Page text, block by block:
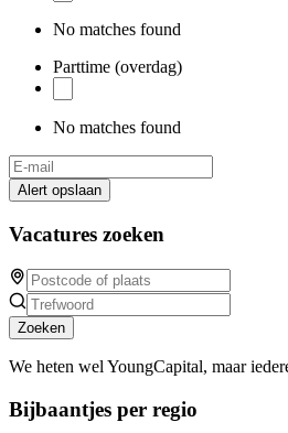
No matches found
Parttime (overdag)
No matches found
Alert opslaan
Vacatures zoeken
Zoeken
We heten wel YoungCapital, maar
Bijbaantjes per regio